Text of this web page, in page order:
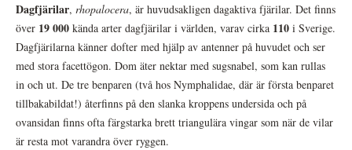
Dagfjärilar, rhopalocera, är huvudsakligen dagaktiva fjärilar. Det finns
över 19 000 kända arter dagfjärilar i världen, varav cirka 110 i Sverige.
Dagfjärilarna känner dofter med hjälp av antenner på huvudet och ser
med stora facettögon. Dom äter nektar med sugsnabel, som kan rullas
in och ut. De tre benparen (två hos Nymphalidae, där är första benparet
tillbakabildat!) återfinns på den slanka kroppens undersida och på
ovansidan finns ofta färgstarka brett triangulära vingar som när de vilar
är resta mot varandra över ryggen.